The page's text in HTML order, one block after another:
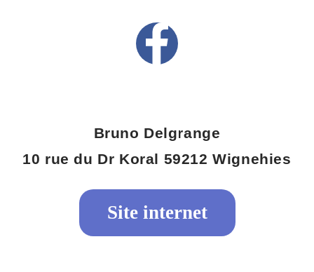
Bruno Delgrange
10 rue du Dr Koral 59212 Wignehies
Site internet